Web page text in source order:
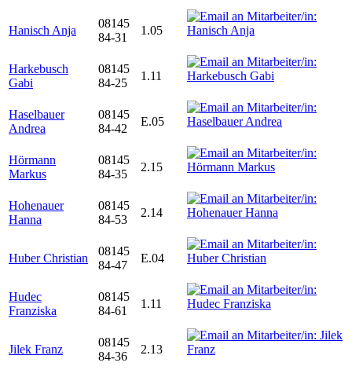
Hanisch Anja
08145
84-31
1.05
Harkebusch
Gabi
08145
84-25
1.11
Haselbauer
Andrea
08145
84-42
E.05
Hörmann
Markus
08145
84-35
2.15
Hohenauer
Hanna
08145
84-53
2.14
Huber Christian
08145
84-47
E.04
Hudec
Franziska
08145
84-61
1.11
Jilek Franz
08145
84-36
2.13